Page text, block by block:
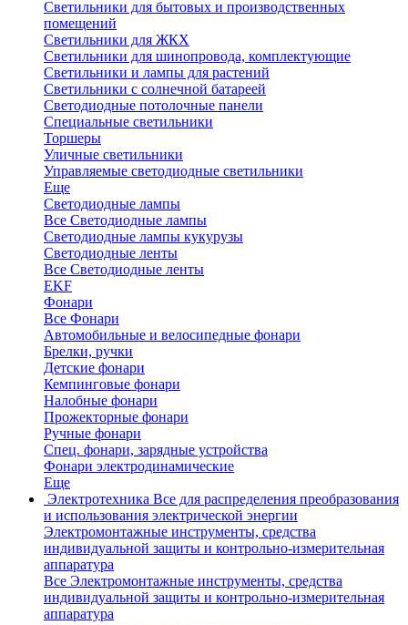
Светильники для бытовых и производственных
помещений
Светильники для ЖКХ
Светильники для шинопровода, комплектующие
Светильники и лампы для растений
Светильники с солнечной батареей
Светодиодные потолочные панели
Специальные светильники
Торшеры
Уличные светильники
Управляемые светодиодные светильники
Еще
Светодиодные лампы
Все Светодиодные лампы
Светодиодные лампы кукурузы
Светодиодные ленты
Все Светодиодные ленты
EKF
Фонари
Все Фонари
Автомобильные и велосипедные фонари
Брелки, ручки
Детские фонари
Кемпинговые фонари
Налобные фонари
Прожекторные фонари
Ручные фонари
Спец. фонари, зарядные устройства
Фонари электродинамические
Еще
Электротехника Все для распределения преобразования
и использования электрической энергии
Электромонтажные инструменты, средства
индивидуальной защиты и контрольно-измерительная
аппаратура
Все Электромонтажные инструменты, средства
индивидуальной защиты и контрольно-измерительная
аппаратура